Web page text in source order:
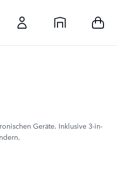
Search
Geräte. Inklusive 3-in-